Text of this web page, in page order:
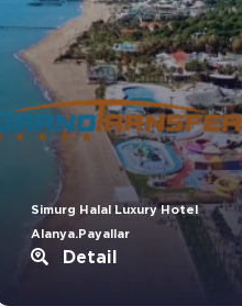
Simurg Halal Luxury Hotel
Alanya.Payallar
Detail